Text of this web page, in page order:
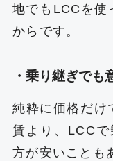
地でもLCCを使
からです。
・乗り継ぎでも
純粋に価格だけ
賃より、LCC
方が安いことも